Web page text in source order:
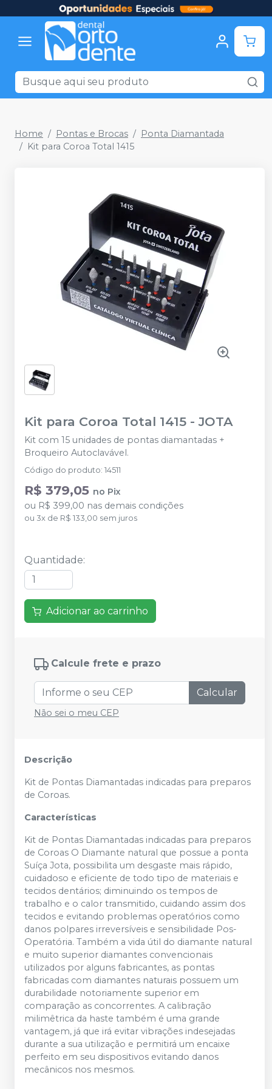
Home Pontas e Brocas
Ponta Diamantada
Kit para Coroa Total 1415
Kit para Coroa Total 1415 - JOTA
Kit com 15 unidades de pontas diamantadas +
Broqueiro Autoclavável.
Código do produto: 14511
R$ 379,05 no Pix
ou R$ 399,00 nas demais condições
ou 3x de R$ 133,00 sem juros
Quantidade:
Adicionar ao carrinho
Calcule frete e prazo
Calcular
Não sei o meu CEP
Descrição
Kit de Pontas Diamantadas indicadas para preparos
de Coroas.
Características
Kit de Pontas Diamantadas indicadas para preparos
de Coroas O Diamante natural que possue a ponta
Suíça Jota, possibilita um desgaste mais rápido,
cuidadoso e eficiente de todo tipo de materiais e
tecidos dentários; diminuindo os tempos de
trabalho e o calor transmitido, cuidando assim dos
tecidos e evitando problemas operatórios como
danos polpares irreversíveis e sensibilidade Pos-
Operatória. Também a vida útil do diamante natural
e muito superior diamantes convencionais
utilizados por alguns fabricantes, as pontas
fabricadas com diamantes naturais possuem um
durabilidade notoriamente superior em
comparação as concorrentes. A calibração
milimêtrica da haste também é uma grande
vantagem, já que irá evitar vibrações indesejadas
durante a sua utilização e permitirá um encaixe
perfeito em seu dispositivos evitando danos
mecânicos nos mesmos.